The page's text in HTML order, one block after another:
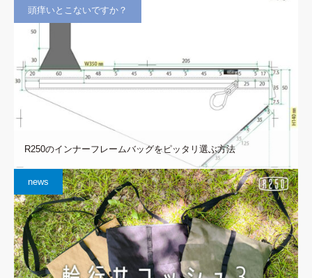
頭痒いとこないですか？
R250のインナーフレームバッグをピッタリ選ぶ方法
news